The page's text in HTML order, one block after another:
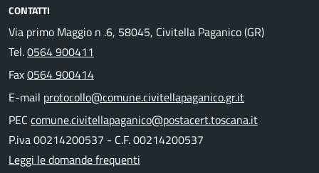
CONTATTI
Via primo Maggio n .6, 58045, Civitella Paganico (GR)
Tel.0564 900411
Fax0564 900414
E-mail protocollo@comune.civitellapaganico.gr.it
PEC comune.civitellapaganico@postacert.toscana.it
P.iva 00214200537 - C.F. 00214200537
Leggi le domande frequenti